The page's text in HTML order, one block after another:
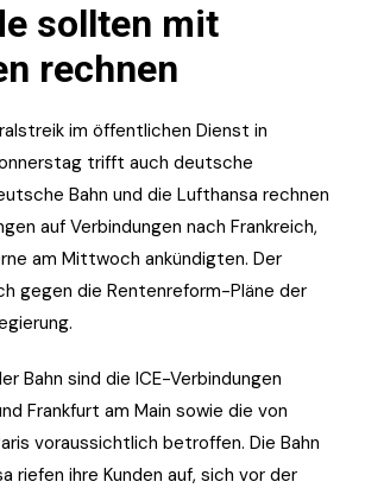
sollten mit
rechnen
im öffentlichen Dienst in
trifft auch deutsche
Bahn und die Lufthansa rechnen
auf Verbindungen nach Frankreich,
am Mittwoch ankündigten. Der
gegen die Rentenreform-Pläne der
Bahn sind die ICE-Verbindungen
Frankfurt am Main sowie die von
voraussichtlich betroffen. Die Bahn
riefen ihre Kunden auf, sich vor der